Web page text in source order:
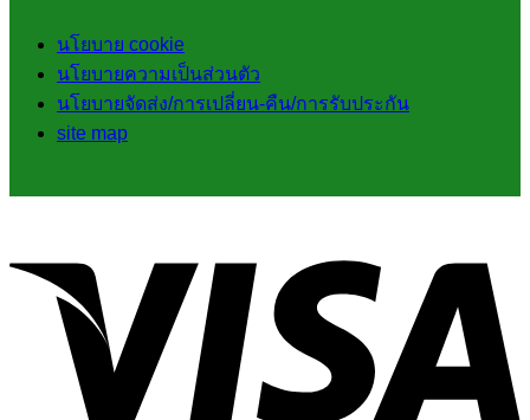
นโยบาย cookie
นโยบายความเป็นส่วนตัว
นโยบายจัดส่ง/การเปลี่ยน-คืน/การรับประกัน
site map